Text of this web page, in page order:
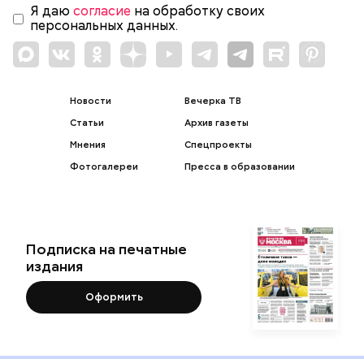
Я даю согласие на обработку своих
персональных данных.
Новости
Статьи
Мнения
Фотогалереи
Вечерка ТВ
Архив газеты
Спецпроекты
Пресса в образовании
Подписка на печатные
издания
Оформить